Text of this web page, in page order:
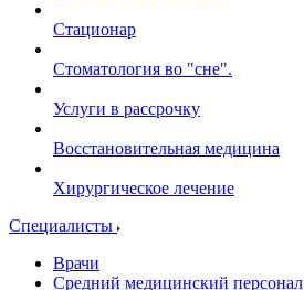
Стационар
Стоматология во "сне".
Услуги в рассрочку
Восстановительная медицина
Хирургическое лечение
Специалисты
Врачи
Средний медицинский персонал